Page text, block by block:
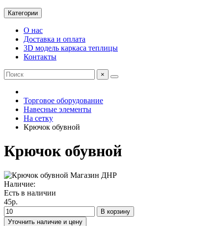
Категории
О нас
Доставка и оплата
3D модель каркаса теплицы
Контакты
×
Торговое оборудование
Навесные элементы
На сетку
Крючок обувной
Крючок обувной
Наличие:
Есть в наличии
45р.
В корзину
Уточнить наличие и цену